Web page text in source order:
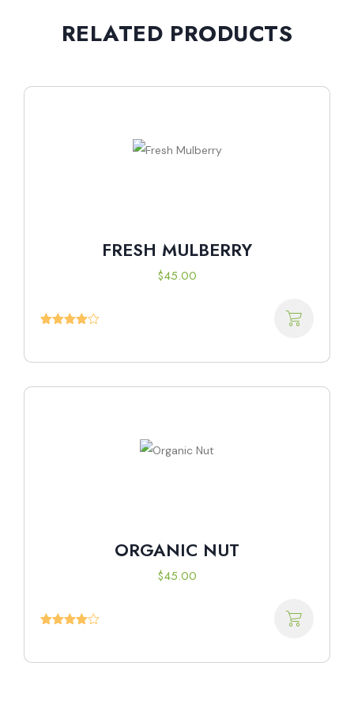
RELATED PRODUCTS
FRESH MULBERRY
$45.00
ORGANIC NUT
$45.00